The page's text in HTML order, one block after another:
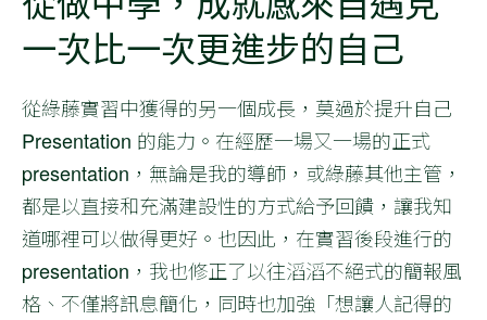
一次比一次更進步的自己
從綠藤實習中獲得的另一個成長，莫過於提升自己
Presentation 的能力。在經歷一場又一場的正式
presentation，無論是我的導師，或綠藤其他主管，
都是以直接和充滿建設性的方式給予回饋，讓我知
道哪裡可以做得更好。也因此，在實習後段進行的
presentation，我也修正了以往滔滔不絕式的簡報風
格、不僅將訊息簡化，同時也加強「想讓人記得的